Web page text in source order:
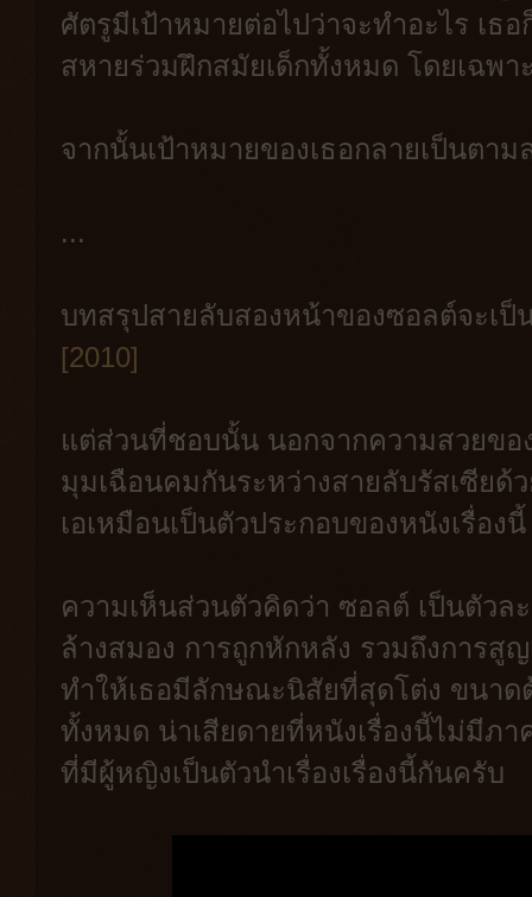
ศัตรูมีเป้าหมายต่อไปว่าจะทำอะไร เธ
สหายร่วมฝึกสมัยเด็กทั้งหมด โดยเฉพ
จากนั้นเป้าหมายของเธอกลายเป็นตา
...
บทสรุปสายลับสองหน้าของซอลต์จะเป็
[2010]
แต่ส่วนที่ชอบนั้น นอกจากความสวยขอ
มุมเฉือนคมกันระหว่างสายลับรัสเซียด้
เอเหมือนเป็นตัวประกอบของหนังเรื่อง
ความเห็นส่วนตัวคิดว่า ซอลต์ เป็นตัว
ล้างสมอง การถูกหักหลัง รวมถึงการสู
ทำให้เธอมีลักษณะนิสัยที่สุดโต่ง ขนาด
ทั้งหมด น่าเสียดายที่หนังเรื่องนี้ไม่มีภ
ที่มีผู้หญิงเป็นตัวนำเรื่องเรื่องนี้กันครับ